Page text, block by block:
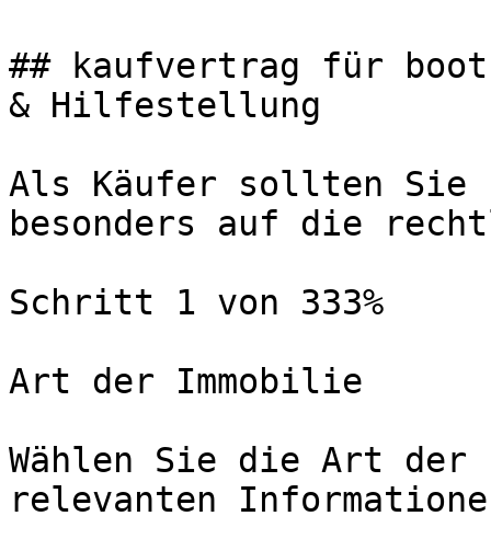
## kaufvertrag für
& Hilfestellung
Als Käufer sollten
besonders auf die
Schritt 1 von 333%
Art der Immobilie
Wählen Sie die Art
relevanten